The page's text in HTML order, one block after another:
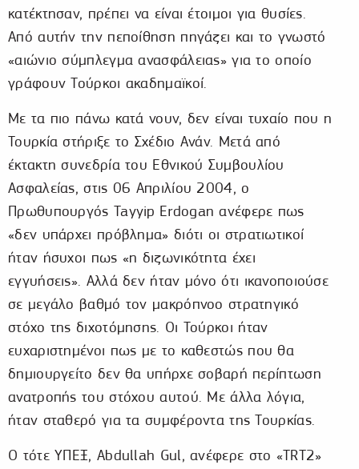
κατέκτησαν, πρέπει να είναι έτοιμοι για θυσίες.
Από αυτήν την πεποίθηση πηγάζει και το γνωστό
«αιώνιο σύμπλεγμα ανασφάλειας» για το οποίο
γράφουν Τούρκοι ακαδημαϊκοί.
Με τα πιο πάνω κατά νουν, δεν είναι τυχαίο που η
Τουρκία στήριξε το Σχέδιο Ανάν. Μετά από
έκτακτη συνεδρία του Εθνικού Συμβουλίου
Ασφαλείας, στις 06 Απριλίου 2004, ο
Πρωθυπουργός Tayyip Erdogan ανέφερε πως
«δεν υπάρχει πρόβλημα» διότι οι στρατιωτικοί
ήταν ήσυχοι πως «η διζωνικότητα έχει
εγγυήσεις». Αλλά δεν ήταν μόνο ότι ικανοποιούσε
σε μεγάλο βαθμό τον μακρόπνοο στρατηγικό
στόχο της διχοτόμησης. Οι Τούρκοι ήταν
ευχαριστημένοι πως με το καθεστώς που θα
δημιουργείτο δεν θα υπήρχε σοβαρή περίπτωση
ανατροπής του στόχου αυτού. Με άλλα λόγια,
ήταν σταθερό για τα συμφέροντα της Τουρκίας.
Ο τότε ΥΠΕΞ, Abdullah Gul, ανέφερε στο «TRT2»